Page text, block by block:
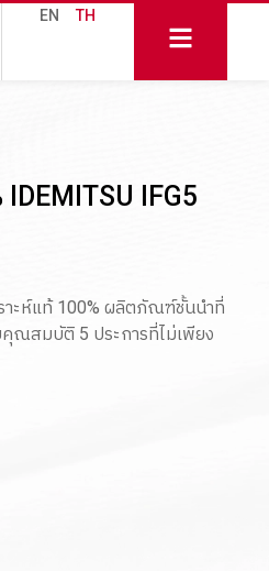
EN TH
IFG5
าะห์แท้ 100% ผลิตภัณฑ์ชั้นนำที่
คุณสมบัติ 5 ประการที่ไม่เพียง